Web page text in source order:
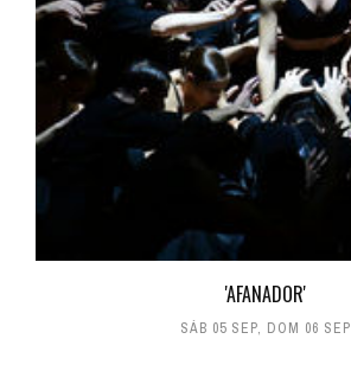
'AFANADOR'
SÁB 05 SEP, DOM 06 SEP